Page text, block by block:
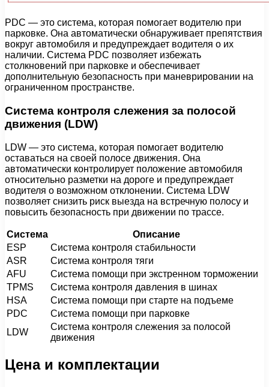
PDC — это система, которая помогает водителю при
парковке. Она автоматически обнаруживает препятствия
вокруг автомобиля и предупреждает водителя о их
наличии. Система PDC позволяет избежать
столкновений при парковке и обеспечивает
дополнительную безопасность при маневрировании на
ограниченном пространстве.
Система контроля слежения за полосой
движения (LDW)
LDW — это система, которая помогает водителю
оставаться на своей полосе движения. Она
автоматически контролирует положение автомобиля
относительно разметки на дороге и предупреждает
водителя о возможном отклонении. Система LDW
позволяет снизить риск выезда на встречную полосу и
повысить безопасность при движении по трассе.
Система
Описание
ESP
Система контроля стабильности
ASR
Система контроля тяги
AFU
Система помощи при экстренном торможении
TPMS
Система контроля давления в шинах
HSA
Система помощи при старте на подъеме
PDC
Система помощи при парковке
LDW
Система контроля слежения за полосой
движения
Цена и комплектации